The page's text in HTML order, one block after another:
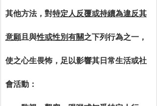
其他方法，對特定人反覆或持續為違反其
意願且與性或性別有關之下列行為之一，
使之心生畏怖，足以影響其日常生活或社
會活動：